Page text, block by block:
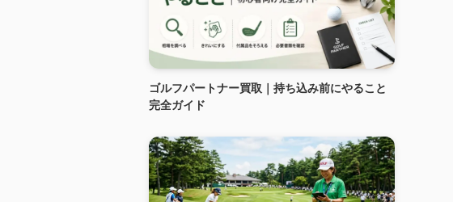
ゴルフパートナー買取｜持ち込み前にやること
完全ガイド